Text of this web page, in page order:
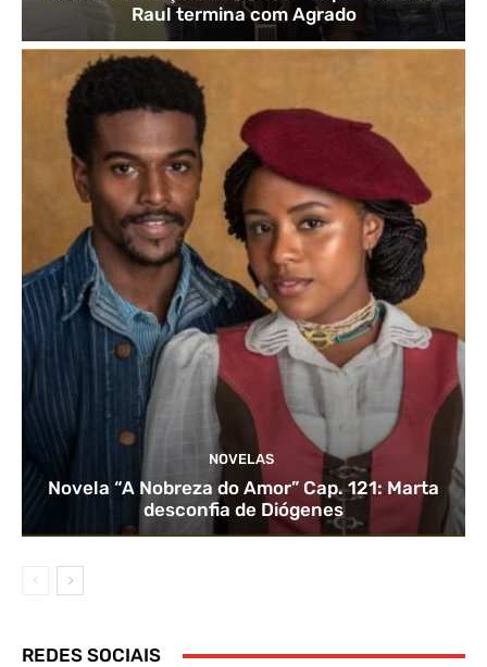
Raul termina com Agrado
NOVELAS
Novela “A Nobreza do Amor” Cap. 121: Marta
desconfia de Diógenes
REDES SOCIAIS